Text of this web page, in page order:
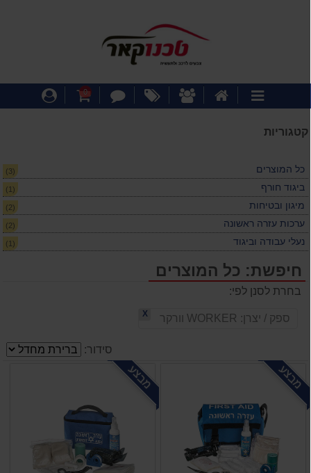
קטגוריות
אודותינומבצעיםצור
עגלת
0
קטגוריות
כל המוצרים (3)
ביגוד חורף (1)
מיגון ובטיחות (2)
ערכות עזרה ראשונה (2)
נעלי עבודה וביגוד (1)
חיפשת: כל המוצרים
בחרת לסנן לפי:
ספק / יצרן: WORKER וורקר X
סידור:
מבצע מבצע